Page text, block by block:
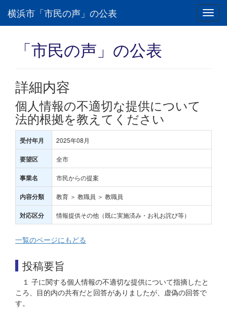
横浜市「市民の声」の公表
「市民の声」の公表
詳細内容
個人情報の不適切な提供について
法的根拠を教えてください
受付年月 2025年08月
要望区 全市
事業名 市民からの提案
内容分類 教育 ＞ 教職員 ＞ 教職員
対応区分 情報提供その他（既に実施済み・お礼お詫び等）
一覧のページにもどる
投稿要旨
１ 子に関する個人情報の不適切な提供について指摘したと
ころ、目的内の共有だと回答がありましたが、虚偽の回答で
す。